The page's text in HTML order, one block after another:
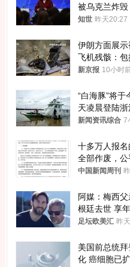
被乌克兰炸毁
知世 昨天20:27
伊朗方面展
飞机残骸：包
15战斗机残骸
新京报 10小时
“白海豚”将于
天凌晨登陆浙
击、贯穿浙江
新闻资讯综合 7
十多万人报
全部作废，公
中国新闻周刊
阿媒：梅西
根廷去世 享
足坛欧美汇 昨
美国前总统
化 癌细胞已